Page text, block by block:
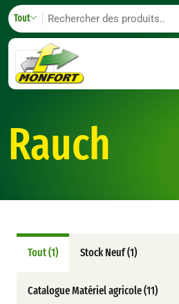
Skip
to
content
S
e
a
Tout
Rauch
Tout (1) Stock Neuf (1)
Catalogue Matériel agricole (11)